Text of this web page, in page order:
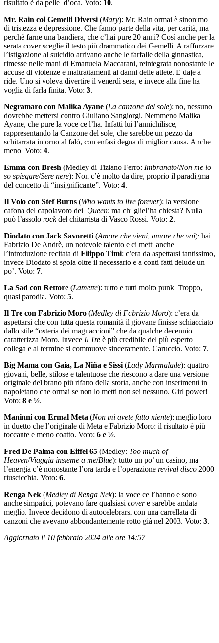
risultato è da pelle d’oca. Voto: 10.
Mr. Rain coi Gemelli Diversi (Mary): Mr. Rain ormai è sinonimo
di tristezza e depressione. Che fanno parte della vita, per carità, ma
perché farne una bandiera, che c’hai pure 20 anni? Così anche per la
serata cover sceglie il testo più drammatico dei Gemelli. A rafforzare
l’istigazione al suicidio arrivano anche le farfalle della ginnastica,
rimesse nelle mani di Emanuela Maccarani, reintegrata nonostante le
accuse di violenze e maltrattamenti ai danni delle atlete. E daje a
ride. Uno si voleva divertire il venerdì sera, e invece alla fine ha
voglia di farla finita. Voto: 3.
Negramaro con Malika Ayane (La canzone del sole): no, nessuno
dovrebbe mettersi contro Giuliano Sangiorgi. Nemmeno Malika
Ayane, che pure la voce ce l’ha. Infatti lui l’annichilisce,
rappresentando la Canzone del sole, che sarebbe un pezzo da
schitarrata intorno al falò, con enfasi degna di miglior causa. Anche
meno. Voto: 4.
Emma con Bresh (Medley di Tiziano Ferro: Imbranato/Non me lo
so spiegare/Sere nere): Non c’è molto da dire, proprio il paradigma
del concetto di “insignificante”. Voto: 4.
Il Volo con Stef Burns (Who wants to live forever): la versione
cafona del capolavoro dei Queen: ma chi gliel’ha chiesta? Nulla
può l’assolo rockdel chitarrista di Vasco Rossi. Voto: 2.
Diodato con Jack Savoretti (Amore che vieni, amore che vai): hai
Fabrizio De Andrè, un notevole talento e ci metti anche
l’introduzione recitata di Filippo Timi: c’era da aspettarsi tantissimo,
invece Diodato si sgola oltre il necessario e a conti fatti delude un
po’. Voto: 7.
La Sad con Rettore (Lamette): tutto e tutti molto punk. Troppo,
quasi parodia. Voto: 5.
Il Tre con Fabrizio Moro (Medley di Fabrizio Moro): c’era da
aspettarsi che con tutta questa romanità il giovane finisse schiacciato
dallo stile “osteria dei magnaccioni” che da qualche decennio
caratterizza Moro. Invece Il Tre è più credibile del più esperto
collega e al termine si commuove sinceramente. Caruccio. Voto: 7.
Big Mama con Gaia, La Niña e Sissi (Lady Marmalade): quattro
giovani, belle, stilose e talentuose che riescono a dare una versione
originale del brano più rifatto della storia, anche con inserimenti in
napoletano che ormai se non lo metti non sei nessuno. Girl power!
Voto: 8 e ½.
Maninni con Ermal Meta (Non mi avete fatto niente): meglio loro
in duetto che l’originale di Meta e Fabrizio Moro: il risultato è più
toccante e meno coatto. Voto: 6 e ½.
Fred De Palma con Eiffel 65 (Medley: Too much of
Heaven/Viaggia insieme a me/Blue): tutto un po’ un casino, ma
l’energia c’è nonostante l’ora tarda e l’operazione revival disco 2000
riuscicchia. Voto: 6.
Renga Nek (Medley di Renga Nek): la voce ce l’hanno e sono
anche simpatici, potevano fare qualsiasi covere sarebbe andata
meglio. Invece decidono di autocelebrarsi con una carrellata di
canzoni che avevano abbondantemente rotto già nel 2003. Voto: 3.
Aggiornato il 10 febbraio 2024 alle ore 14:57